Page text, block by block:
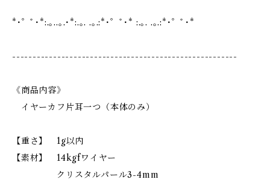
*･゜ﾟ･*:.｡..｡.･*:.｡. .｡.:*･゜ﾟ･* :.｡. .｡.:*･゜ﾟ･*
-------------------------------------------------------
《商品内容》
イヤーカフ片耳一つ（本体のみ）
【重さ】 1g以内
【素材】 14kgfワイヤー
クリスタルパール3-4mm